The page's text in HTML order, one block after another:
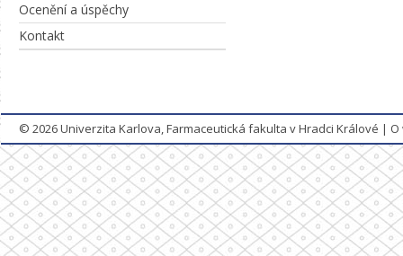
Ocenění a úspěchy
Kontakt
© 2026Univerzita Karlova, Farmaceutická fakulta v Hradci Králové |